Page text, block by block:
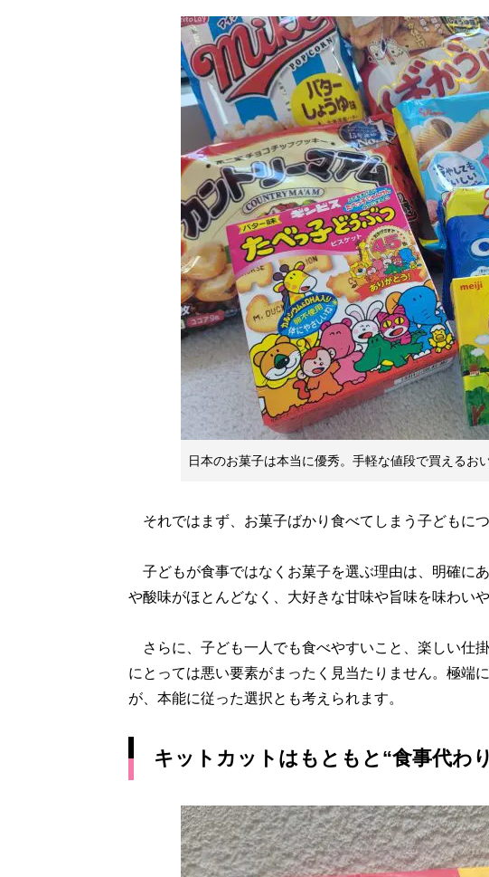
日本のお菓子は本当に優秀。手軽な値段で買えるお
それではまず、お菓子ばかり食べてしまう子どもに
子どもが食事ではなくお菓子を選ぶ理由は、明確に
や酸味がほとんどなく、大好きな甘味や旨味を味わいや
さらに、子ども一人でも食べやすいこと、楽しい仕
にとっては悪い要素がまったく見当たりません。極端
が、本能に従った選択とも考えられます。
キットカットはもともと“食事代わ